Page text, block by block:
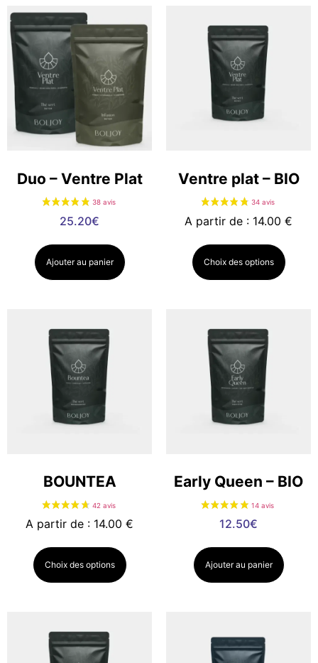
Duo – Ventre Plat
25.20€
Ajouter au panier
Ventre plat – BIO
A partir de : 14.00 €
Choix des options
BOUNTEA
A partir de : 14.00 €
Choix des options
Early Queen – BIO
12.50€
Ajouter au panier